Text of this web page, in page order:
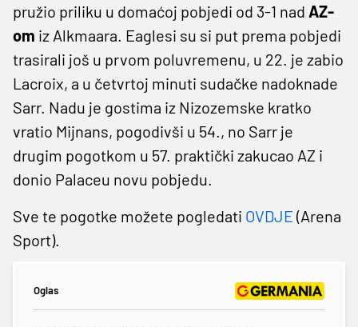
pružio priliku u domaćoj pobjedi od 3-1 nad AZ-
om iz Alkmaara. Eaglesi su si put prema pobjedi
trasirali još u prvom poluvremenu, u 22. je zabio
Lacroix, a u četvrtoj minuti sudačke nadoknade
Sarr. Nadu je gostima iz Nizozemske kratko
vratio Mijnans, pogodivši u 54., no Sarr je
drugim pogotkom u 57. praktički zakucao AZ i
donio Palaceu novu pobjedu.
Sve te pogotke možete pogledati OVDJE (Arena
Sport).
Oglas